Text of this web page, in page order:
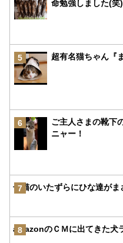
命勉強しました(笑)
5 超有名猫ちゃん『
6
ご主人さまの靴下
ニャー！
7
子猫のいたずらにひな達が
8
amazonのＣＭに出てきた犬